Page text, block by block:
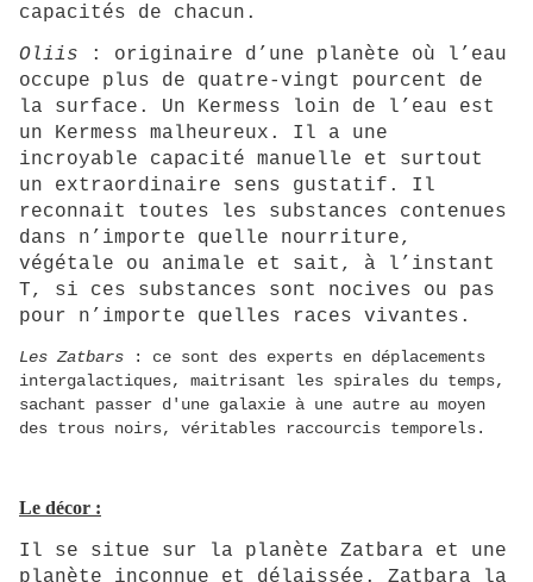
capacités de chacun.
Oliis : originaire d’une planète où l’eau
occupe plus de quatre-vingt pourcent de
la surface. Un Kermess loin de l’eau est
un Kermess malheureux. Il a une
incroyable capacité manuelle et surtout
un extraordinaire sens gustatif. Il
reconnait toutes les substances contenues
dans n’importe quelle nourriture,
végétale ou animale et sait, à l’instant
T, si ces substances sont nocives ou pas
pour n’importe quelles races vivantes.
Les Zatbars
: ce sont des experts en déplacements
intergalactiques, maitrisant les spirales du temps,
sachant passer d'une galaxie à une autre au moyen
des trous noirs, véritables raccourcis temporels.
Le décor :
Il se situe sur la planète Zatbara et une
planète inconnue et délaissée. Zatbara la